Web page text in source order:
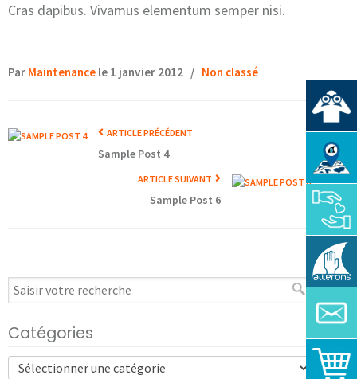
Cras dapibus. Vivamus elementum semper nisi.
Par Maintenance le 1 janvier 2012 / Non classé
ARTICLE PRÉCÉDENT
Sample Post 4
ARTICLE SUIVANT
Sample Post 6
Catégories